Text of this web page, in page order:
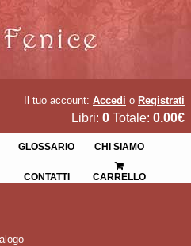
Il tuo account: Accedi o Registrati
Libri: 0 Totale: 0.00€
GLOSSARIO CHI SIAMO
CONTATTI CARRELLO